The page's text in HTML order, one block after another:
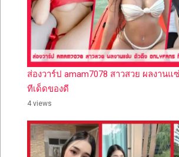
ส่องวาร์ป amam7078 สาวสวย ผลงานแ
ทีเด็ดของดี
4 views